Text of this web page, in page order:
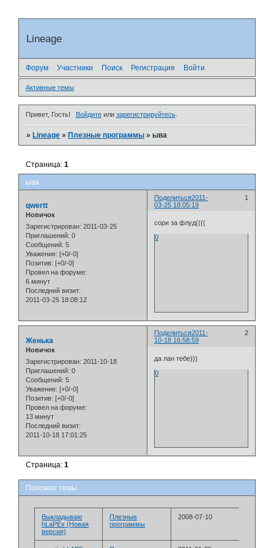
Lineage
Форум Участники Поиск Регистрация Войти
Активные темы
Привет, Гость! Войдитеили зарегистрируйтесь.
»Lineage »Плезные программы »ыва
ыва
Страница:1
Поделиться 1
2011-
03-25 18:05:19
qwertt
Новичок
Зарегистрирован: 2011-03-25
Приглашений: 0
Сообщений: 5
Уважение: [+0/-0]
Позитив: [+0/-0]
Провел на форуме:
6 минут
Последний визит:
2011-03-25 18:08:12
сори за флуд((((
0
Поделиться 2
2011-
10-18 16:58:59
Женька
Новичок
Зарегистрирован: 2011-10-18
Приглашений: 0
Сообщений: 5
Уважение: [+0/-0]
Позитив: [+0/-0]
Провел на форуме:
13 минут
Последний визит:
2011-10-18 17:01:25
да лан тебе)))
0
Страница:1
Похожие темы
Выкладываю
hLaPEx (Новая
версия)
Плезные
программы
2008-07-10